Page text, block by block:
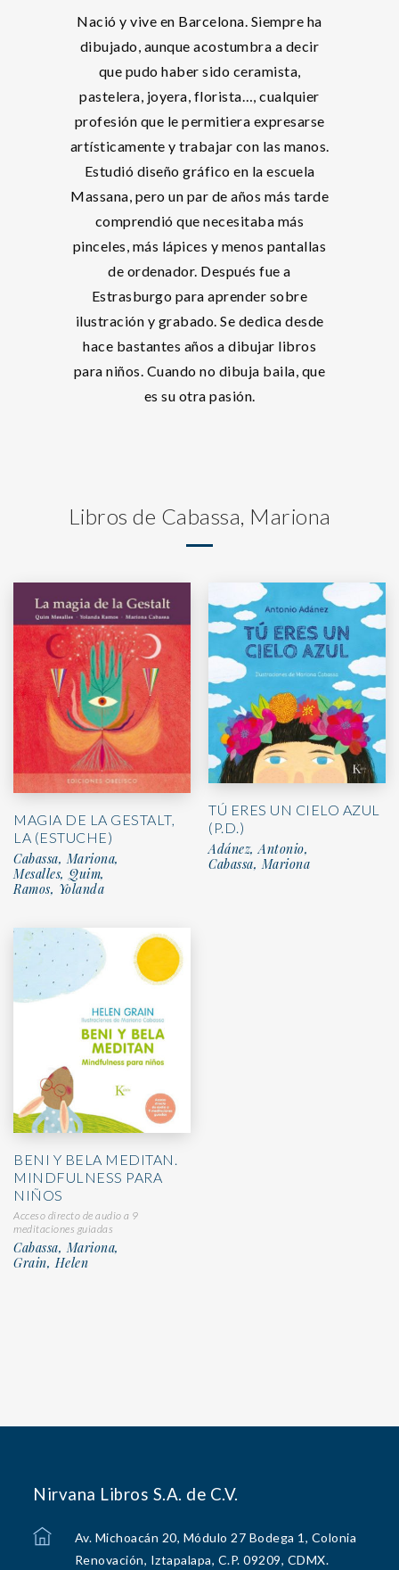
Nació y vive en Barcelona. Siempre ha
dibujado, aunque acostumbra a decir
que pudo haber sido ceramista,
pastelera, joyera, florista…, cualquier
profesión que le permitiera expresarse
artísticamente y trabajar con las manos.
Estudió diseño gráfico en la escuela
Massana, pero un par de años más tarde
comprendió que necesitaba más
pinceles, más lápices y menos pantallas
de ordenador. Después fue a
Estrasburgo para aprender sobre
ilustración y grabado. Se dedica desde
hace bastantes años a dibujar libros
para niños. Cuando no dibuja baila, que
es su otra pasión.
Libros de Cabassa, Mariona
MAGIA DE LA GESTALT,
LA (ESTUCHE)
Cabassa, Mariona,
Mesalles, Quim,
Ramos, Yolanda
TÚ ERES UN CIELO AZUL
(P.D.)
Adánez, Antonio,
Cabassa, Mariona
BENI Y BELA MEDITAN.
MINDFULNESS PARA
NIÑOS
Acceso directo de audio a 9
meditaciones guiadas
Cabassa, Mariona,
Grain, Helen
Nirvana Libros S.A. de C.V.
Av. Michoacán 20, Módulo 27 Bodega 1, Colonia
Renovación, Iztapalapa, C.P. 09209, CDMX.